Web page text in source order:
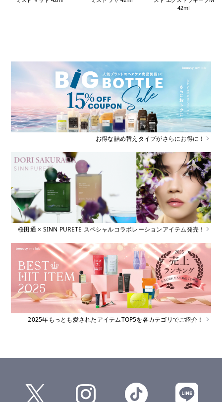
42ml
お得な詰め替えタイプがさらにお得に！
桜田通 × SINN PURETE スペシャルコラボレーションアイテム発売！
2025年もっとも愛されたアイテムTOP5を各カテゴリでご紹介！